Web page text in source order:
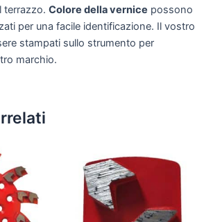
terrazzo. Colore della vernice possono
per una facile identificazione. Il vostro
stampati sullo strumento per
marchio.